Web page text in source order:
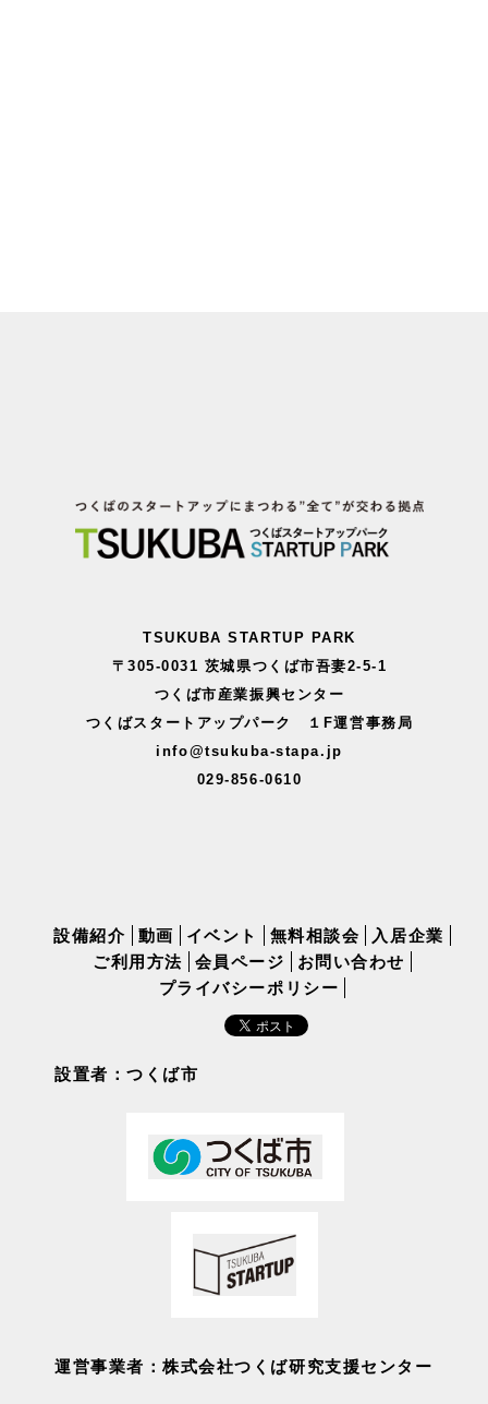
TSUKUBA STARTUP PARK
〒305-0031 茨城県つくば市吾妻2-5-1
つくば市産業振興センター
つくばスタートアップパーク １F運営事務局
info@tsukuba-stapa.jp
029-856-0610
設備紹介 動画 イベント 無料相談会
入居企業
ご利用方法
会員ページ
お問い合わせ
プライバシーポリシー
設置者：つくば市
運営事業者：株式会社つくば研究支援センター